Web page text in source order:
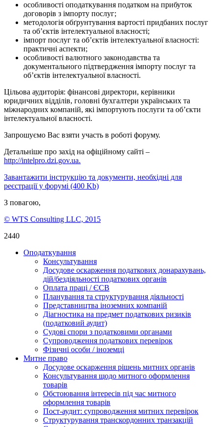
особливості оподаткування податком на прибуток
договорів з імпорту послуг;
методологія обґрунтування вартості придбаних послуг
та об’єктів інтелектуальної власності;
імпорт послуг та об’єктів інтелектуальної власності:
практичні аспекти;
особливості валютного законодавства та
документального підтвердження імпорту послуг та
об’єктів інтелектуальної власності.
Цільова аудиторія: фінансові директори, керівники
юридичних відділів, головні бухгалтери українських та
міжнародних компаній, які імпортують послуги та об’єкти
інтелектуальної власності.
Запрошуємо Вас взяти участь в роботі форуму.
Детальніше про захід на офіційному сайті –
http://intelpro.dzi.gov.ua.
Завантажити інструкцію та документи, необхідні для
реєстрації у форумі (400 Kb)
З повагою,
© WTS Consulting LLC, 2015
2440
Оподаткування
Консультування
Досудове оскарження податкових донарахувань,
дій/бездіяльності податкових органів
Оплата праці / ЄСВ
Планування та структурування діяльності
Представництва іноземних компаній
Діагностика на предмет податкових ризиків
(податковий аудит)
Судові спори з податковими органами
Супроводження податкових перевірок
Фізичні особи / іноземці
Митне право
Досудове оскарження рішень митних органів
Консультування щодо митного оформлення
товарів
Обстоювання інтересів під час митного
оформлення товарів
Пост-аудит: супроводження митних перевірок
Структурування транскордонних транзакцій